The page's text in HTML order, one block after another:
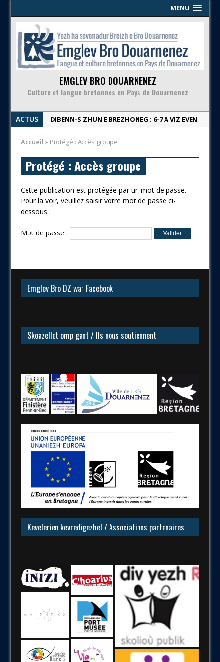
MENU
EMGLEV BRO DOUARNENEZ
Culture et langue bretonnes en Pays de Douarnenez
ACTUS
DIBENN-SIZHUN E BREZHONEG : 6-7 A VIZ EVEN
KINNIG SERVIJ KEODEDEL | Proposition de
service civique
DIGOR-KALON & PIK-NIK ‘BA PLOMARC’H – 03/07
| Apéro & pique-nique en breton aux
Plomarc’h – 03/07
Accueil » Protégé : Accès groupe
Protégé : Accès groupe
Cette publication est protégée par un mot de passe.
Pour la voir, veuillez saisir votre mot de passe ci-
dessous :
Mot de passe :
Emglev Bro DZ war Facebook
Skoazellet omp gant / Ils nous soutiennent
Kevelerien kevredigezhel / Associations partenaires